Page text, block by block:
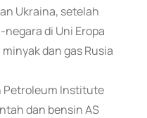
Ukraina, setelah
di Uni Eropa
dan gas Rusia
Petroleum Institute
dan bensin AS